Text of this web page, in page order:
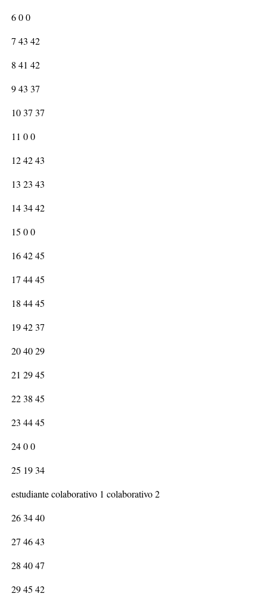
6 0 0
7 43 42
8 41 42
9 43 37
10 37 37
11 0 0
12 42 43
13 23 43
14 34 42
15 0 0
16 42 45
17 44 45
18 44 45
19 42 37
20 40 29
21 29 45
22 38 45
23 44 45
24 0 0
25 19 34
estudiante colaborativo 1 colaborativo 2
26 34 40
27 46 43
28 40 47
29 45 42